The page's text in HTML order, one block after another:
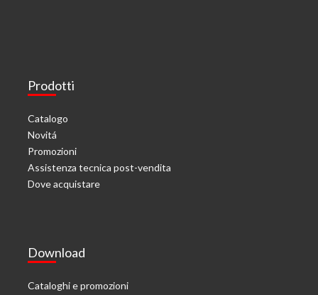
Prodotti
Catalogo
Novitá
Promozioni
Assistenza tecnica post-vendita
Dove acquistare
Download
Cataloghi e promozioni